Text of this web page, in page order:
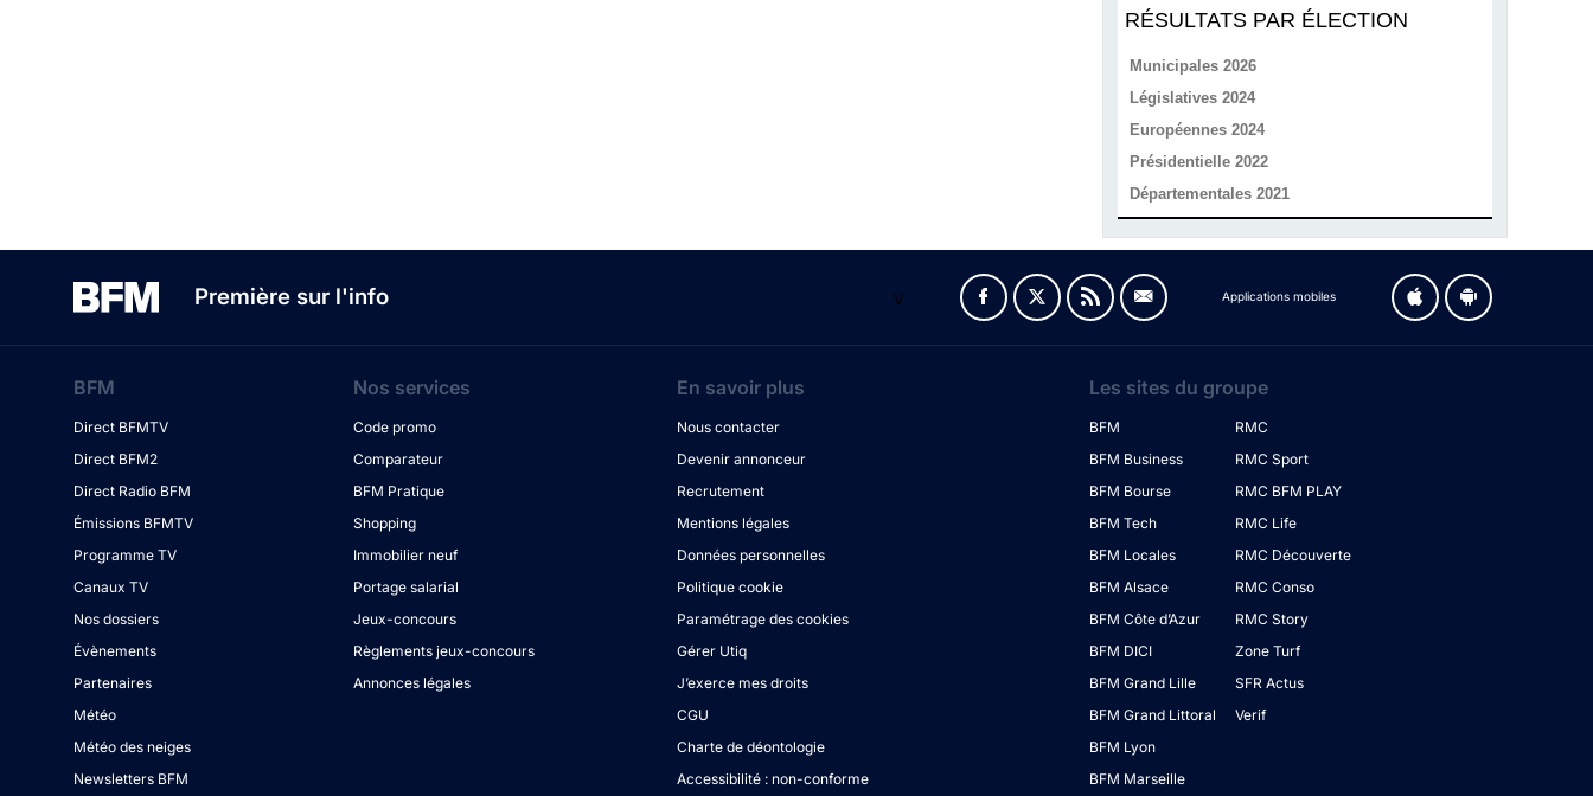
RÉSULTATS PAR ÉLECTION
Municipales 2026
Législatives 2024
Européennes 2024
Présidentielle 2022
Départementales 2021
Première sur l'info v Applications mobiles
BFM
Direct BFMTV
Direct BFM2
Direct Radio BFM
Émissions BFMTV
Programme TV
Canaux TV
Nos dossiers
Évènements
Partenaires
Météo
Météo des neiges
Newsletters BFM
Nos services
Code promo
Comparateur
BFM Pratique
Shopping
Immobilier neuf
Portage salarial
Jeux-concours
Règlements jeux-concours
Annonces légales
En savoir plus
Nous contacter
Devenir annonceur
Recrutement
Mentions légales
Données personnelles
Politique cookie
Paramétrage des cookies
Gérer Utiq
J’exerce mes droits
CGU
Charte de déontologie
Accessibilité : non-conforme
Les sites du groupe
BFM
BFM Business
BFM Bourse
BFM Tech
BFM Locales
BFM Alsace
BFM Côte d’Azur
BFM DICI
BFM Grand Lille
BFM Grand Littoral
BFM Lyon
BFM Marseille
RMC
RMC Sport
RMC BFM PLAY
RMC Life
RMC Découverte
RMC Conso
RMC Story
Zone Turf
SFR Actus
Verif